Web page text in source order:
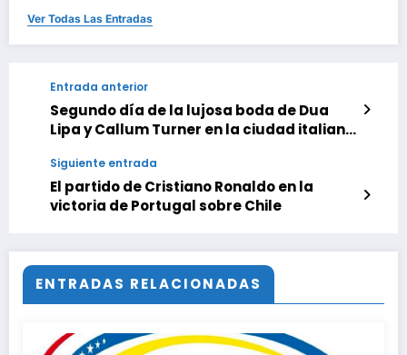
Ver Todas Las Entradas
Entrada anterior
Segundo día de la lujosa boda de Dua
Lipa y Callum Turner en la ciudad italiana
Siguiente entrada
El partido de Cristiano Ronaldo en la
victoria de Portugal sobre Chile
ENTRADAS RELACIONADAS